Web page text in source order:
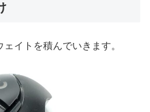
イトを積んでいきます。